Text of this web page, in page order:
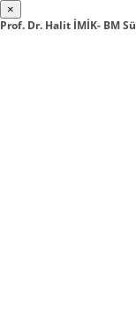
×
Prof. Dr. Halit İMİK- BM